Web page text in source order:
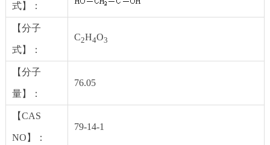
式】：
【分子
式】：
C2H4O3
【分子
量】：
76.05
【CAS
NO】：
79-14-1